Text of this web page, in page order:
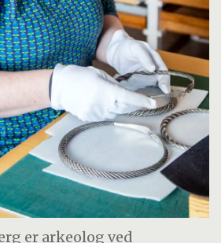
er arkeolog ved